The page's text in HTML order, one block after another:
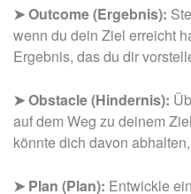
➤ Outcome (Ergebnis):
wenn du dein Ziel erreicht
Ergebnis, das du dir
➤Obstacle (Hindernis):
auf dem Weg zu deinem
könnte dich davon
➤Plan (Plan): Entwickle